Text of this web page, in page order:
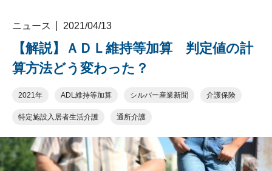
ニュース 2021/04/13
【解説】ＡＤＬ維持等加算 判定値の計
算方法どう変わった？
2021年 ADL維持等加算 シルバー産業新聞 介護保険
特定施設入居者生活介護 通所介護